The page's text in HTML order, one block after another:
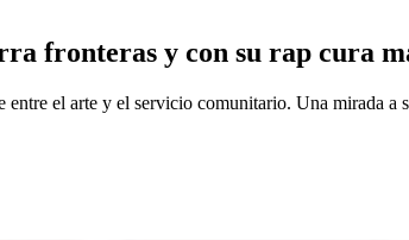
fronteras y con su rap cura
el arte y el servicio comunitario. Una mirada a